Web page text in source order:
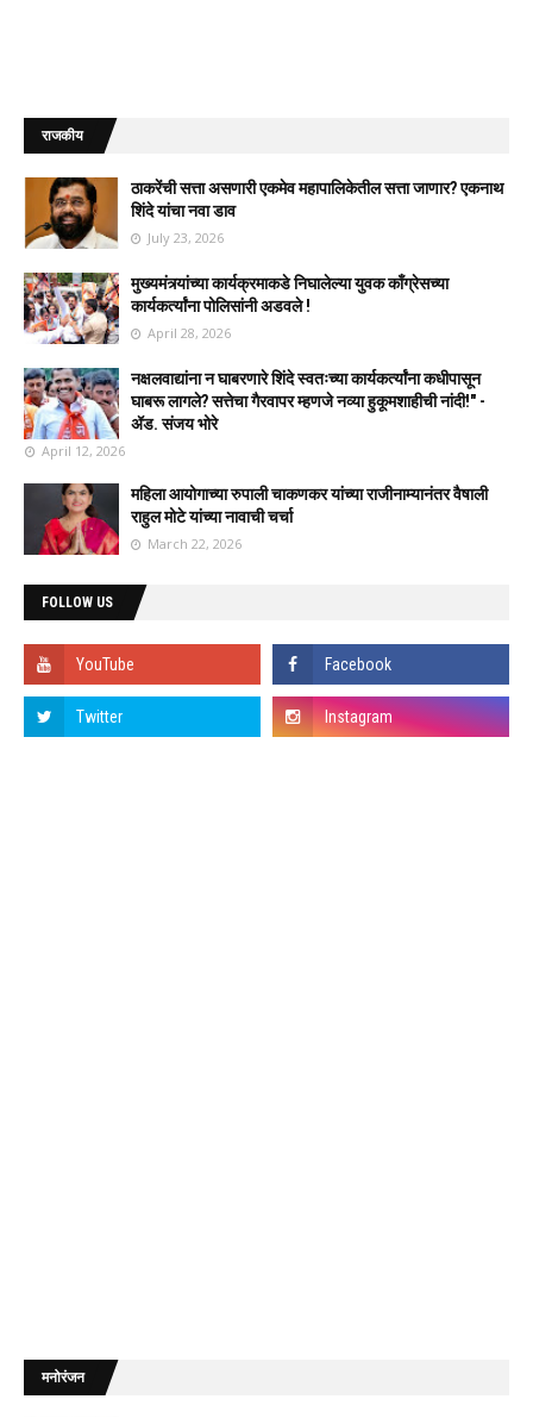
राजकीय
ठाकरेंची सत्ता असणारी एकमेव महापालिकेतील सत्ता जाणार? एकनाथ
शिंदे यांचा नवा डाव
July 23, 2026
मुख्यमंत्र्यांच्या कार्यक्रमाकडे निघालेल्या युवक काँग्रेसच्या
कार्यकर्त्यांना पोलिसांनी अडवले !
April 28, 2026
नक्षलवाद्यांना न घाबरणारे शिंदे स्वतःच्या कार्यकर्त्यांना कधीपासून
घाबरू लागले? सत्तेचा गैरवापर म्हणजे नव्या हुकूमशाहीची नांदी!" -
ॲड. संजय भोरे
April 12, 2026
महिला आयोगाच्या रुपाली चाकणकर यांच्या राजीनाम्यानंतर वैषाली
राहुल मोटे यांच्या नावाची चर्चा
March 22, 2026
FOLLOW US
मनोरंजन